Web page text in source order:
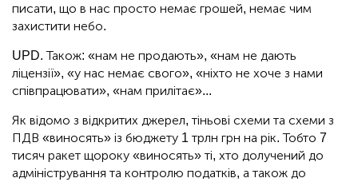
писати, що в нас просто немає грошей, немає чим
захистити небо.
UPD. Також: «нам не продають», «нам не дають
ліцензії», «у нас немає свого», «ніхто не хоче з нами
співпрацювати», «нам прилітає»...
Як відомо з відкритих джерел, тіньові схеми та схеми з
ПДВ «виносять» із бюджету 1 трлн грн на рік. Тобто 7
тисяч ракет щороку «виносять» ті, хто долучений до
адміністрування та контролю податків, а також до